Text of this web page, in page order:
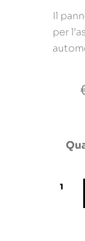
Il
per